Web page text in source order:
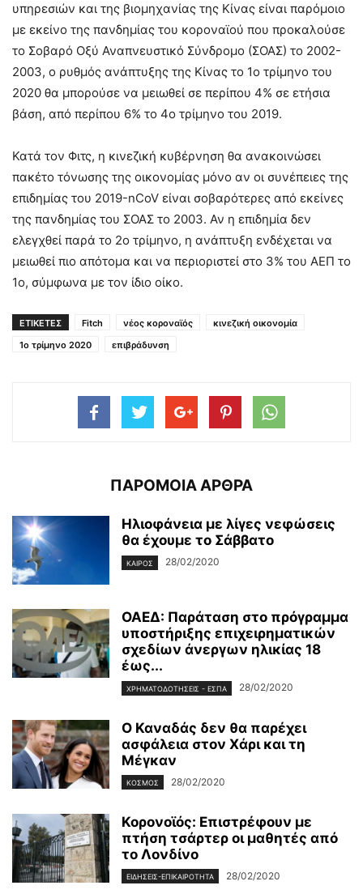
υπηρεσιών και της βιομηχανίας της Κίνας είναι παρόμοιο
με εκείνο της πανδημίας του κοροναϊού που προκαλούσε
το Σοβαρό Οξύ Αναπνευστικό Σύνδρομο (ΣΟΑΣ) το 2002-
2003, ο ρυθμός ανάπτυξης της Κίνας το 1ο τρίμηνο του
2020 θα μπορούσε να μειωθεί σε περίπου 4% σε ετήσια
βάση, από περίπου 6% το 4ο τρίμηνο του 2019.
Κατά τον Φιτς, η κινεζική κυβέρνηση θα ανακοινώσει
πακέτο τόνωσης της οικονομίας μόνο αν οι συνέπειες της
επιδημίας του 2019-nCoV είναι σοβαρότερες από εκείνες
της πανδημίας του ΣΟΑΣ το 2003. Αν η επιδημία δεν
ελεγχθεί παρά το 2ο τρίμηνο, η ανάπτυξη ενδέχεται να
μειωθεί πιο απότομα και να περιοριστεί στο 3% του ΑΕΠ το
1ο, σύμφωνα με τον ίδιο οίκο.
ΕΤΙΚΕΤΕΣ Fitch νέος κοροναϊός
κινεζική οικονομία
1ο τρίμηνο 2020
επιβράδυνση
ΠΑΡΟΜΟΙΑ ΑΡΘΡΑ
Ηλιοφάνεια με λίγες νεφώσεις
θα έχουμε το Σάββατο
ΚΑΙΡΌΣ 28/02/2020
ΟΑΕΔ: Παράταση στο πρόγραμμα
υποστήριξης επιχειρηματικών
σχεδίων άνεργων ηλικίας 18
έως...
ΧΡΗΜΑΤΟΔΟΤΉΣΕΙΣ - ΕΣΠΑ 28/02/2020
Ο Καναδάς δεν θα παρέχει
ασφάλεια στον Χάρι και τη
Μέγκαν
ΚΌΣΜΟΣ 28/02/2020
Κορονοϊός: Επιστρέφουν με
πτήση τσάρτερ οι μαθητές από
το Λονδίνο
ΕΙΔΉΣΕΙΣ-ΕΠΙΚΑΙΡΌΤΗΤΑ 28/02/2020